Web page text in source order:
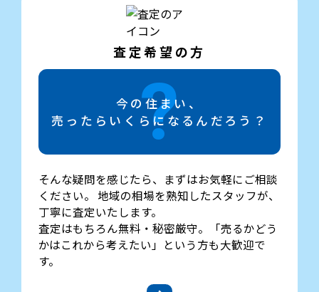
査定希望の方
今の住まい、
売ったらいくらになるんだろう？
そんな疑問を感じたら、まずはお気軽にご相談
ください。 地域の相場を熟知したスタッフが、
丁寧に査定いたします。
査定はもちろん無料・秘密厳守。「売るかどう
かはこれから考えたい」という方も大歓迎で
す。